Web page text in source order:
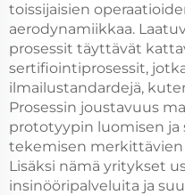
toissijaisien
aerodynamiikkaa.
prosessit täyttävät
sertifiointiprosessit,
ilmailustandardejä,
Prosessin joustavuus
prototyypin luomisen
tekemisen
Lisäksi nämä yritykset
insinööripalveluita ja